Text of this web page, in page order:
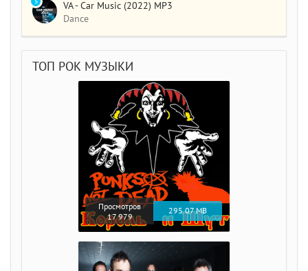
VA - Car Music (2022) MP3
Dance
ТОП РОК МУЗЫКИ
Просмотров
17 979
295.07 MB